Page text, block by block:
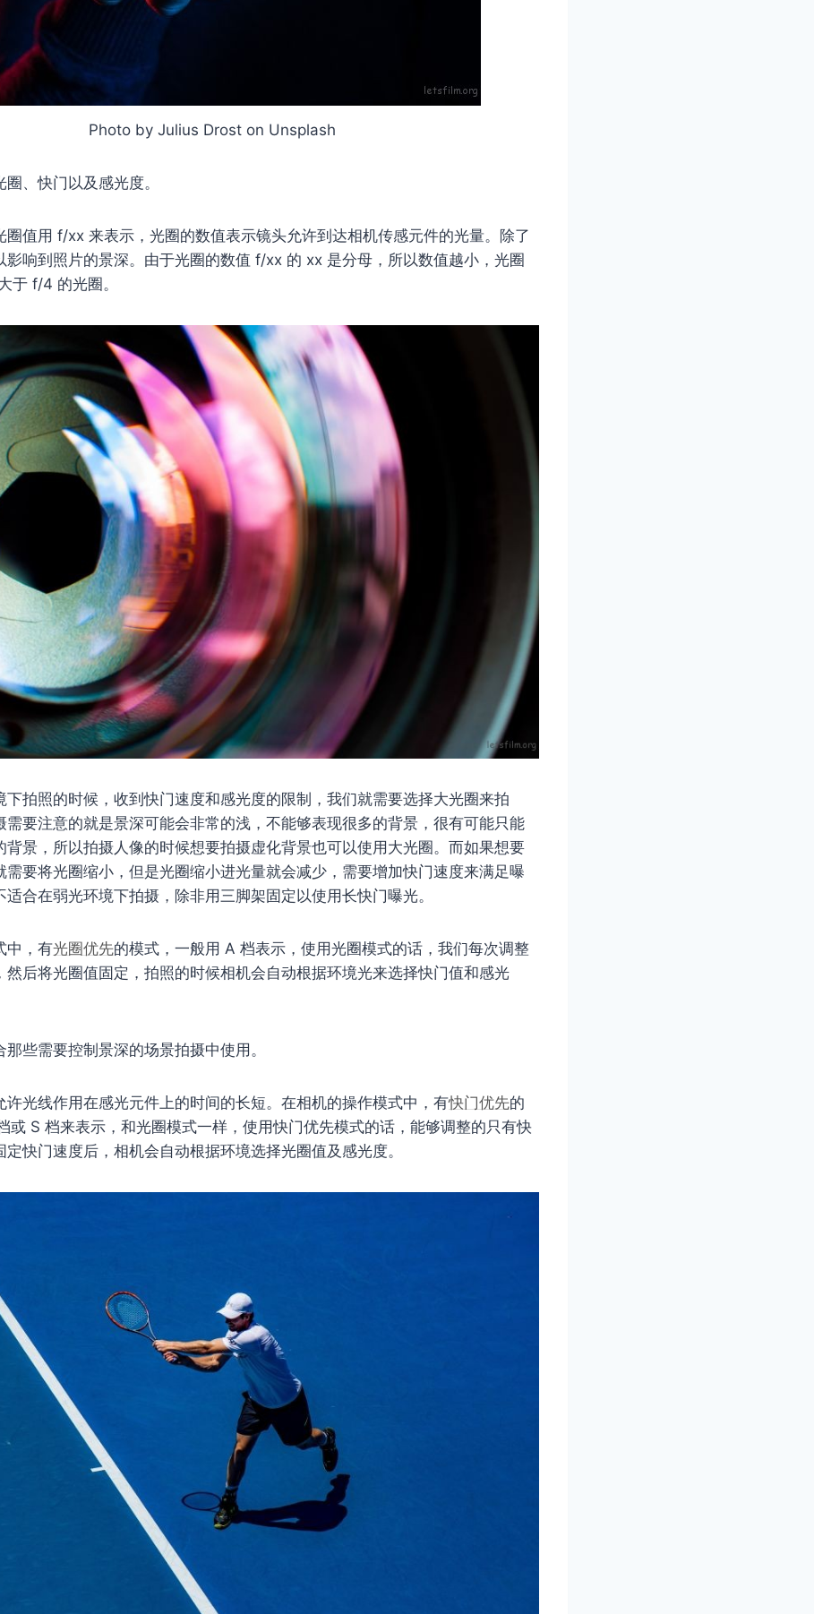
Photo by Julius Drost on Unsplash
、快门以及感光度。
圈值用 f/xx 来表示，光圈的数值表示镜头允许到达相机传感元件的光量。除了
影响到照片的景深。由于光圈的数值 f/xx 的 xx 是分母，所以数值越小，光圈
于 f/4 的光圈。
下拍照的时候，收到快门速度和感光度的限制，我们就需要选择大光圈来拍
需要注意的就是景深可能会非常的浅，不能够表现很多的背景，很有可能只能
背景，所以拍摄人像的时候想要拍摄虚化背景也可以使用大光圈。而如果想要
需要将光圈缩小，但是光圈缩小进光量就会减少，需要增加快门速度来满足曝
合在弱光环境下拍摄，除非用三脚架固定以使用长快门曝光。
中，有光圈优先的模式，一般用 A 档表示，使用光圈模式的话，我们每次调整
然后将光圈值固定，拍照的时候相机会自动根据环境光来选择快门值和感光
些需要控制景深的场景拍摄中使用。
许光线作用在感光元件上的时间的长短。在相机的操作模式中，有快门优先的
或 S 档来表示，和光圈模式一样，使用快门优先模式的话，能够调整的只有快
定快门速度后，相机会自动根据环境选择光圈值及感光度。